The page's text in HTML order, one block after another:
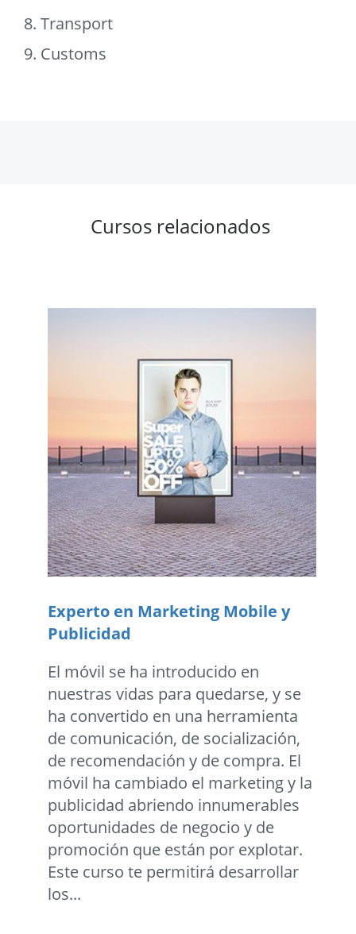
8. Transport
9. Customs
Cursos relacionados
Experto en Marketing Mobile y
Publicidad
El móvil se ha introducido en
nuestras vidas para quedarse, y se
ha convertido en una herramienta
de comunicación, de socialización,
de recomendación y de compra. El
móvil ha cambiado el marketing y la
publicidad abriendo innumerables
oportunidades de negocio y de
promoción que están por explotar.
Este curso te permitirá desarrollar
los...